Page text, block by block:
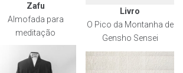
Zafu
Almofada para
meditação
Livro
O Pico da Montanha de
Gensho Sensei